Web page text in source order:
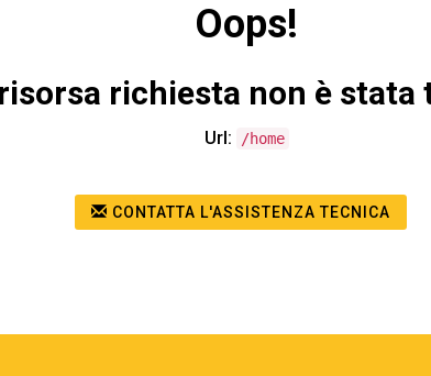
Oops!
richiesta non è stata
Url: /home
CONTATTA L'ASSISTENZA TECNICA